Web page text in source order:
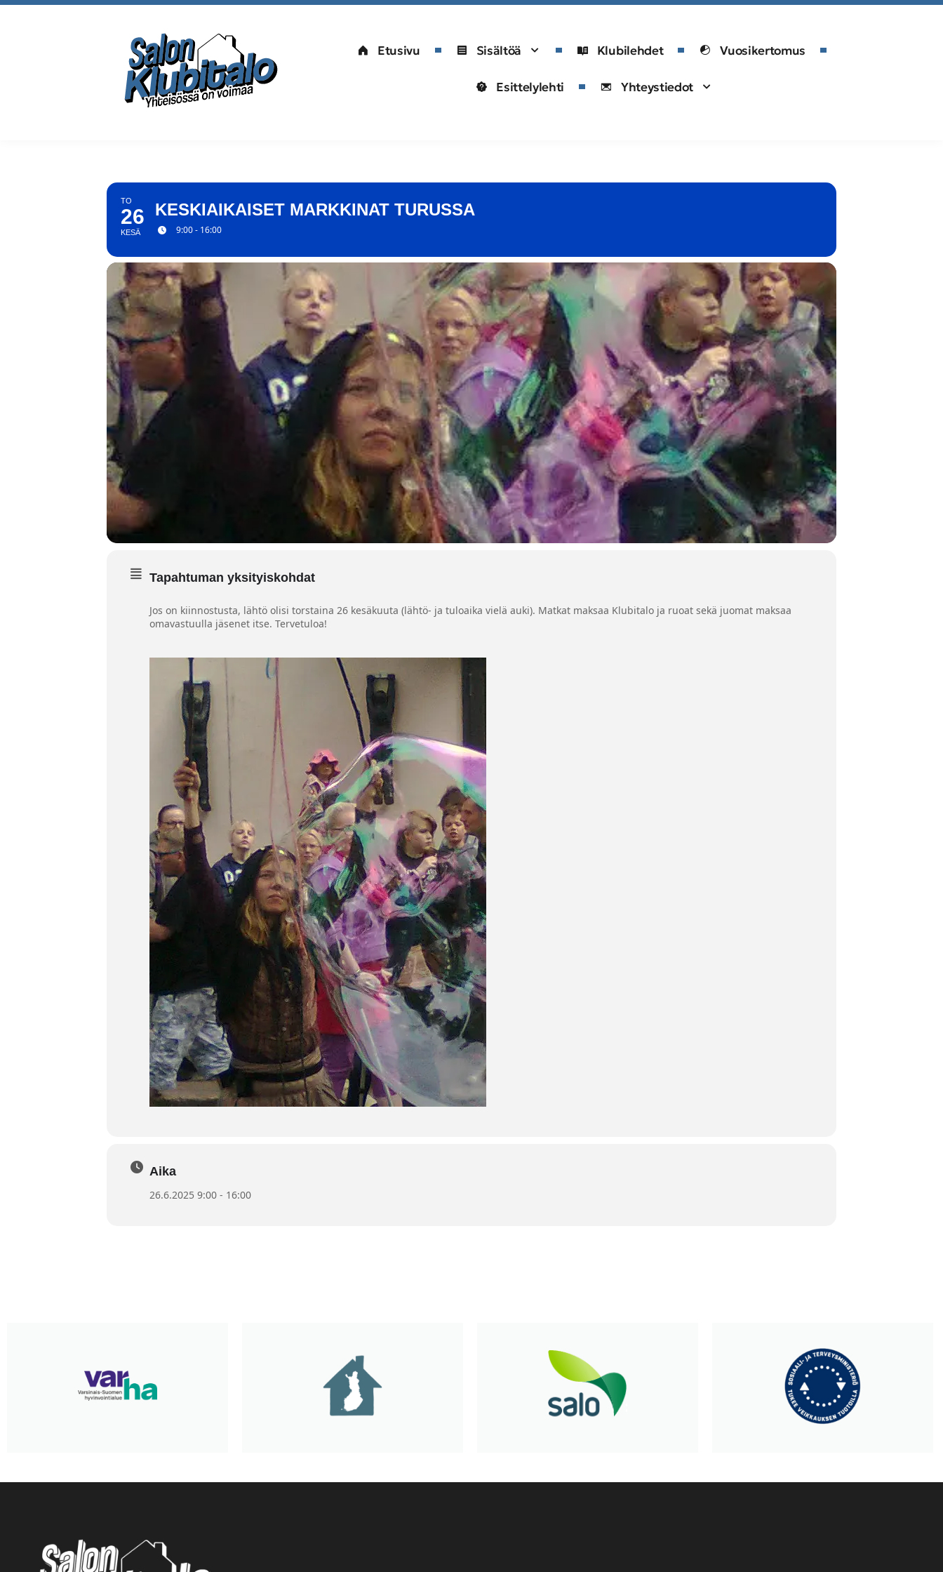
Etusivu Sisältöä Klubilehdet Vuosikertomus
Esittelylehti Yhteystiedot
TO
26
KESÄ
KESKIAIKAISET MARKKINAT TURUSSA
9:00 - 16:00
Tapahtuman yksityiskohdat
Jos on kiinnostusta, lähtö olisi torstaina 26 kesäkuuta (lähtö- ja tuloaika vielä auki). Matkat maksaa Klubitalo ja ruoat sekä juomat maksaa
omavastuulla jäsenet itse. Tervetuloa!
Aika
26.6.2025 9:00 - 16:00